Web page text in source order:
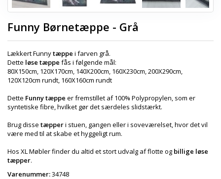
Funny Børnetæppe - Grå
Lækkert Funnytæppe i farven grå.
Dette løse tæppe fås i følgende mål:
80X150cm, 120X170cm, 140X200cm, 160X230cm, 200X290cm,
120X120cm rundt, 160X160cm rundt
Dette Funny tæppe er fremstillet af 100% Polypropylen, som er
syntetiske fibre, hvilket gør det særdeles slidstærkt.
Brug disse tæpperi stuen, gangen eller i soveværelset, hvor det vil
være med til at skabe et hyggeligt rum.
Hos XL Møbler finder du altid et stort udvalg af flotte og billige løse
tæpper.
Varenummer:34748